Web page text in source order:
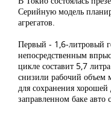
Серийную модель
агрегатов.
Первый - 1,6-литровый
непосредственным
цикле составит 5,7
снизили рабочий объем
для сохранения
заправленном баке